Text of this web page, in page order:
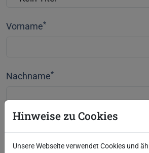
Vorname*
Nachname*
Hinweise zu Cookies
Unsere Webseite verwendet Cookies und